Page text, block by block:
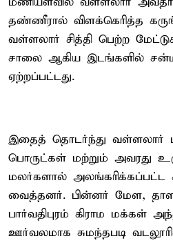
தண்ணீரால் விளக்கெரித்த
வள்ளலார் சித்தி பெற்ற
சாலை ஆகிய இடங்களில்
ஏற்றப்பட்டது.
இதைத் தொடர்ந்து வள்ளலார்
பொருட்கள் மற்றும் அவரது
மலர்களால் அலங்காிக்கப்பட்ட
வைத்தனர். பின்னர் மேள,
பார்வதிபுரம் கிராம மக்கள்
ஊர்வலமாக சுமந்தபடி